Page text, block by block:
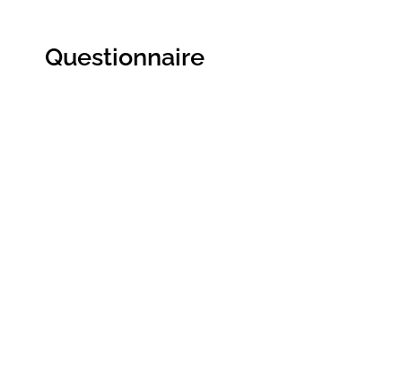
Questionnaire